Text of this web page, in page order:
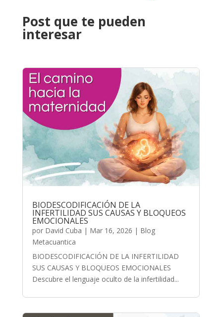
Post que te pueden
interesar
BIODESCODIFICACIÓN DE LA
INFERTILIDAD SUS CAUSAS Y BLOQUEOS
EMOCIONALES
por David Cuba | Mar 16, 2026 | Blog
Metacuantica
BIODESCODIFICACIÓN DE LA INFERTILIDAD
SUS CAUSAS Y BLOQUEOS EMOCIONALES
Descubre el lenguaje oculto de la infertilidad...